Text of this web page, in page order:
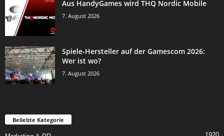
Aus HandyGames wird THQ Nordic Mobile
7. August 2026
Spiele-Hersteller auf der Gamescom 2026:
Wer ist wo?
7. August 2026
Beliebte Kategorie